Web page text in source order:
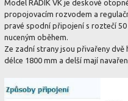
Model RADIK VK je deskové
propojovacím rozvodem a
pravé spodní připojení s roztečí
nuceným oběhem.
Ze zadní strany jsou přivařeny
délce 1800 mm a delší mají